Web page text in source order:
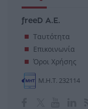
freeD Α.Ε.
Ταυτότητα
Επικοινωνία
Όροι Χρήσης
Μ.Η.Τ. 232114